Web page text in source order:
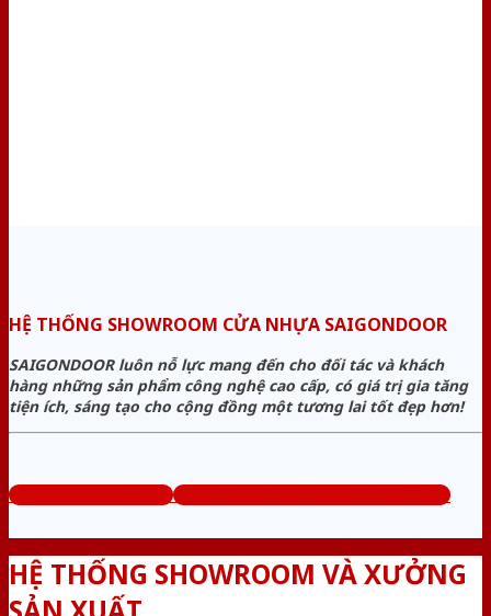
HỆ THỐNG SHOWROOM CỬA NHỰA SAIGONDOOR
SAIGONDOOR luôn nỗ lực mang đến cho đối tác và khách
hàng những sản phẩm công nghệ cao cấp, có giá trị gia tăng
tiện ích, sáng tạo cho cộng đồng một tương lai tốt đẹp hơn!
www.bancuanhua.com Tổng đài tư vấn miễn phí: 0824.400.400
HỆ THỐNG SHOWROOM VÀ XƯỞNG